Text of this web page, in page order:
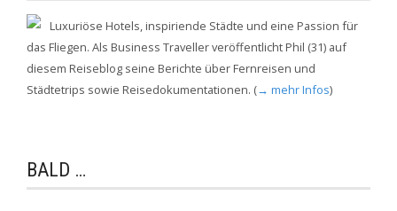
Luxuriöse Hotels, inspiriende Städte und eine Passion für
das Fliegen. Als Business Traveller veröffentlicht Phil (31) auf
diesem Reiseblog seine Berichte über Fernreisen und
Städtetrips sowie Reisedokumentationen. (→ mehr Infos)
BALD …